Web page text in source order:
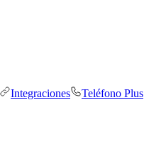
Integraciones Teléfono Plus